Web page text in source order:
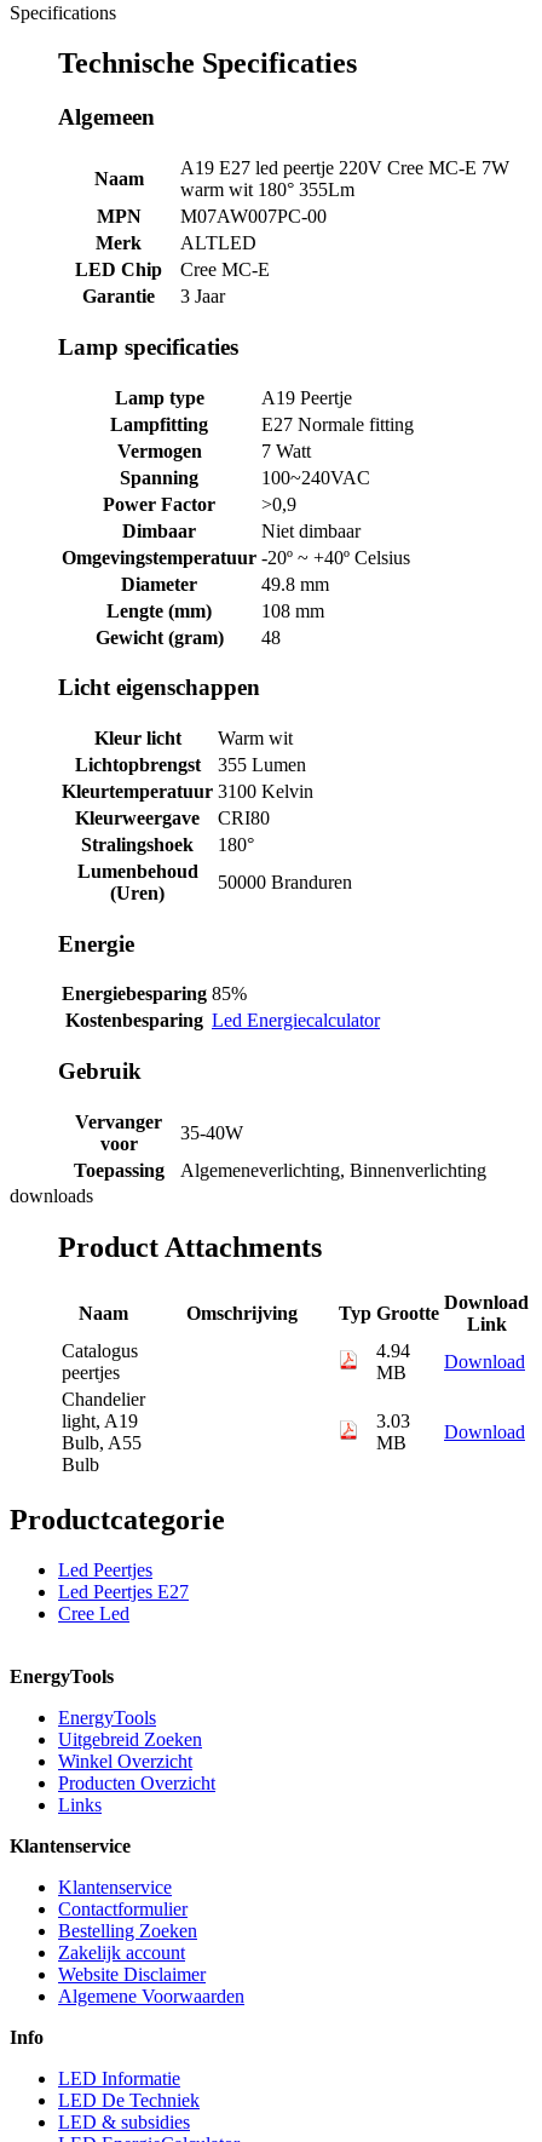
Specifications
Technische Specificaties
Algemeen
Naam
A19 E27 led peertje 220V Cree MC-E 7W
warm wit 180° 355Lm
MPN
M07AW007PC-00
Merk
ALTLED
LED Chip
Cree MC-E
Garantie
3 Jaar
Lamp specificaties
Lamp type
A19 Peertje
Lampfitting
E27 Normale fitting
Vermogen
7 Watt
Spanning
100~240VAC
Power Factor
>0,9
Dimbaar
Niet dimbaar
Omgevingstemperatuur -20º ~ +40º Celsius
Diameter
49.8 mm
Lengte (mm)
108 mm
Gewicht (gram)
48
Licht eigenschappen
Kleur licht
Warm wit
Lichtopbrengst
355 Lumen
Kleurtemperatuur 3100 Kelvin
Kleurweergave
CRI80
Stralingshoek
180°
Lumenbehoud
(Uren)
50000 Branduren
Energie
Energiebesparing 85%
Kostenbesparing Led Energiecalculator
Gebruik
Vervanger
voor
35-40W
Toepassing
Algemeneverlichting, Binnenverlichting
downloads
Product Attachments
Naam Omschrijving Typ Grootte
Download
Link
Catalogus
peertjes
4.94
MB
Download
Chandelier
light, A19
Bulb, A55
Bulb
3.03
MB
Download
Productcategorie
Led Peertjes
Led Peertjes E27
Cree Led
EnergyTools
EnergyTools
Uitgebreid Zoeken
Winkel Overzicht
Producten Overzicht
Links
Klantenservice
Klantenservice
Contactformulier
Bestelling Zoeken
Zakelijk account
Website Disclaimer
Algemene Voorwaarden
Info
LED Informatie
LED De Techniek
LED & subsidies